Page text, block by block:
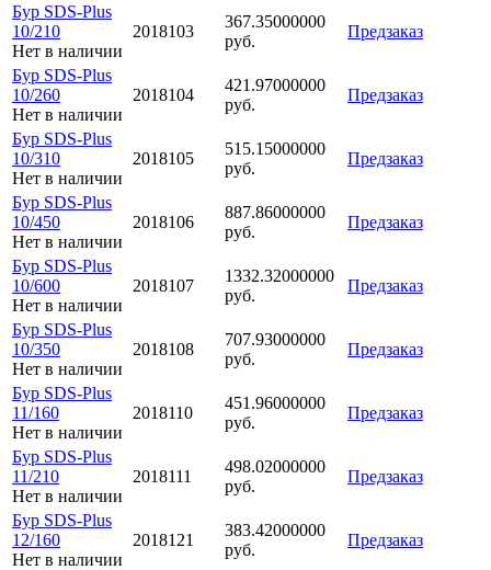
Бур SDS-Plus
10/210
Нет в наличии
2018103
367.35000000
руб.
Предзаказ
Бур SDS-Plus
10/260
Нет в наличии
2018104
421.97000000
руб.
Предзаказ
Бур SDS-Plus
10/310
Нет в наличии
2018105
515.15000000
руб.
Предзаказ
Бур SDS-Plus
10/450
Нет в наличии
2018106
887.86000000
руб.
Предзаказ
Бур SDS-Plus
10/600
Нет в наличии
2018107
1332.32000000
руб.
Предзаказ
Бур SDS-Plus
10/350
Нет в наличии
2018108
707.93000000
руб.
Предзаказ
Бур SDS-Plus
11/160
Нет в наличии
2018110
451.96000000
руб.
Предзаказ
Бур SDS-Plus
11/210
Нет в наличии
2018111
498.02000000
руб.
Предзаказ
Бур SDS-Plus
12/160
Нет в наличии
2018121
383.42000000
руб.
Предзаказ